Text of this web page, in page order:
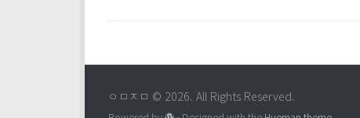
ㅇㅁㅈㅁ © 2026. All Rights Reserved.